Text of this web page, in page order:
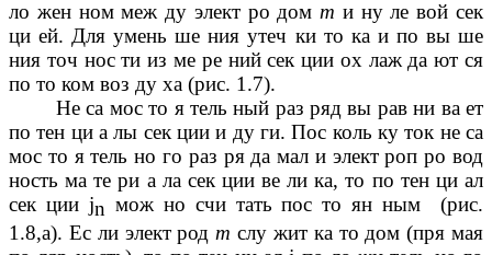
ло жен ном меж ду элект ро дом m и ну ле вой сек
ци ей. Для умень ше ния утеч ки то ка и по вы ше
ния точ нос ти из ме ре ний сек ции ох лаж да ют ся
по то ком воз ду ха (рис. 1.7).
Не са мос то я тель ный раз ряд вы рав ни ва ет
по тен ци а лы сек ции и ду ги. Пос коль ку ток не са
мос то я тель но го раз ря да мал и элект роп ро вод
ность ма те ри а ла сек ции ве ли ка, то по тен ци ал
сек ции jn мож но счи тать пос то ян ным (рис.
1.8,а). Ес ли элект род m слу жит ка то дом (пря мая